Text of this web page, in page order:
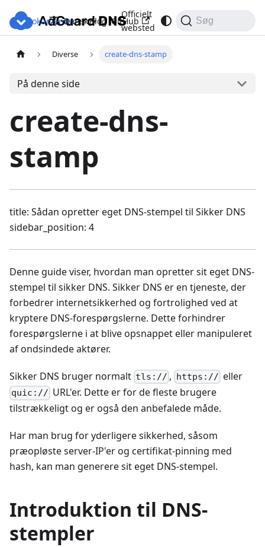
Dokumenter Blog
Officielt
websted
Dansk GitHub Søg
Diverse create-dns-stamp
På denne side
create-dns-
stamp
title: Sådan opretter eget DNS-stempel til Sikker DNS
sidebar_position: 4
Denne guide viser, hvordan man opretter sit eget DNS-
stempel til sikker DNS. Sikker DNS er en tjeneste, der
forbedrer internetsikkerhed og fortrolighed ved at
kryptere DNS-forespørgslerne. Dette forhindrer
forespørgslerne i at blive opsnappet eller manipuleret
af ondsindede aktører.
Sikker DNS bruger normalt tls:// , https:// eller
quic:// URL'er. Dette er for de fleste brugere
tilstrækkeligt og er også den anbefalede måde.
Har man brug for yderligere sikkerhed, såsom
præopløste server-IP'er og certifikat-pinning med
hash, kan man generere sit eget DNS-stempel.
Introduktion til DNS-
stempler